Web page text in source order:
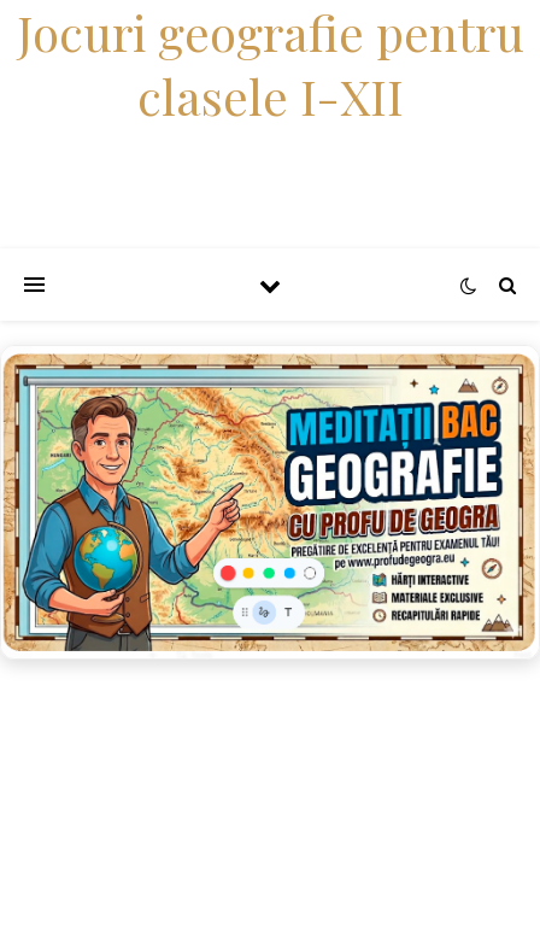
Jocuri geografie pentru
clasele I-XII